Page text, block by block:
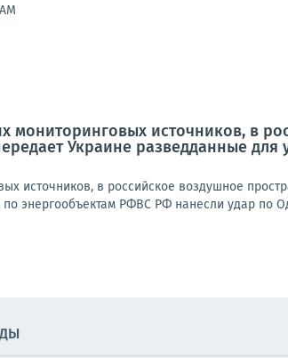
мониторинговых источников, в
Украине разведданные
источников, в российское воздушное
энергообъектам РФВС РФ нанесли удар по